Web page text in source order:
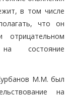
в том числе
что он
отрицательном
на состояние
М.М. был
на